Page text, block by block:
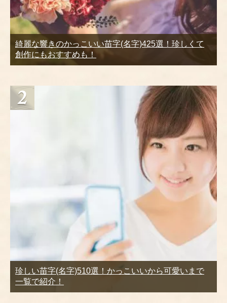
綺麗な響きのかっこいい苗字(名字)425選！珍しくて
創作にもおすすめも！
珍しい苗字(名字)510選！かっこいいから可愛いまで
一覧で紹介！